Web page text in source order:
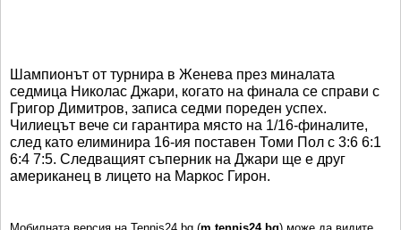
Шампионът от турнира в Женева през миналата
седмица Николас Джари, когато на финала се справи с
Григор Димитров, записа седми пореден успех.
Чилиецът вече си гарантира място на 1/16-финалите,
след като елиминира 16-ия поставен Томи Пол с 3:6 6:1
6:4 7:5. Следващият съперник на Джари ще е друг
американец в лицето на Маркос Гирон.